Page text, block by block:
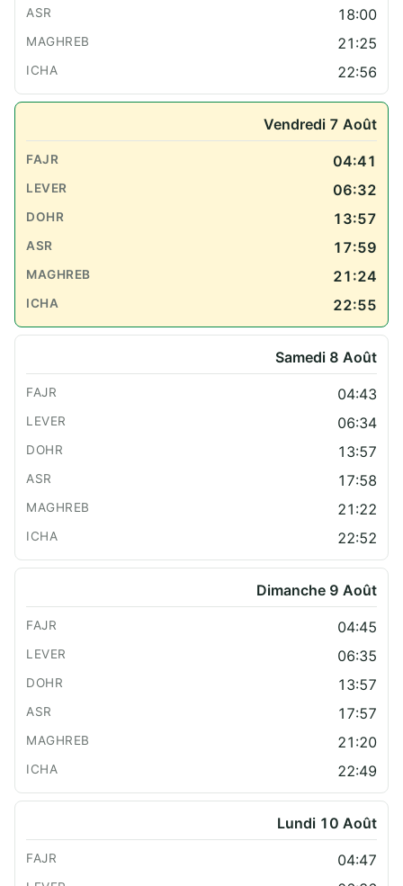
18:00
21:25
22:56
Vendredi 7 Août
04:41
06:32
13:57
17:59
21:24
22:55
Samedi 8 Août
04:43
06:34
13:57
17:58
21:22
22:52
Dimanche 9 Août
04:45
06:35
13:57
17:57
21:20
22:49
Lundi 10 Août
04:47